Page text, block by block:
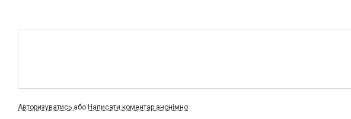
Авторизуватись або Написати коментар анонімно